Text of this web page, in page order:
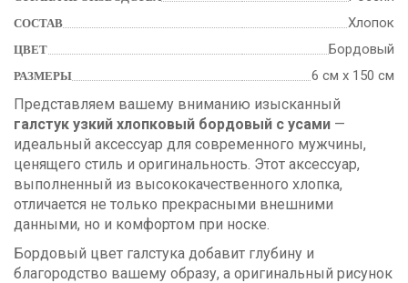
СОСТАВ Хлопок
ЦВЕТ Бордовый
РАЗМЕРЫ 6 см х 150 см
Представляем вашему вниманию изысканный
галстук узкий хлопковый бордовый с усами —
идеальный аксессуар для современного мужчины,
ценящего стиль и оригинальность. Этот аксессуар,
выполненный из высококачественного хлопка,
отличается не только прекрасными внешними
данными, но и комфортом при носке.
Бордовый цвет галстука добавит глубину и
благородство вашему образу, а оригинальный рисунок